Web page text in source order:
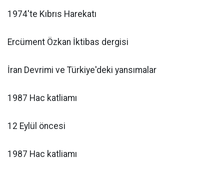
1974'te Kıbrıs Harekatı
Ercüment Özkan İktibas dergisi
İran Devrimi ve Türkiye'deki yansımalar
1987 Hac katliamı
12 Eylül öncesi
1987 Hac katliamı